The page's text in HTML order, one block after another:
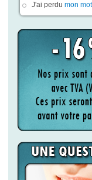
J'ai perdu mon